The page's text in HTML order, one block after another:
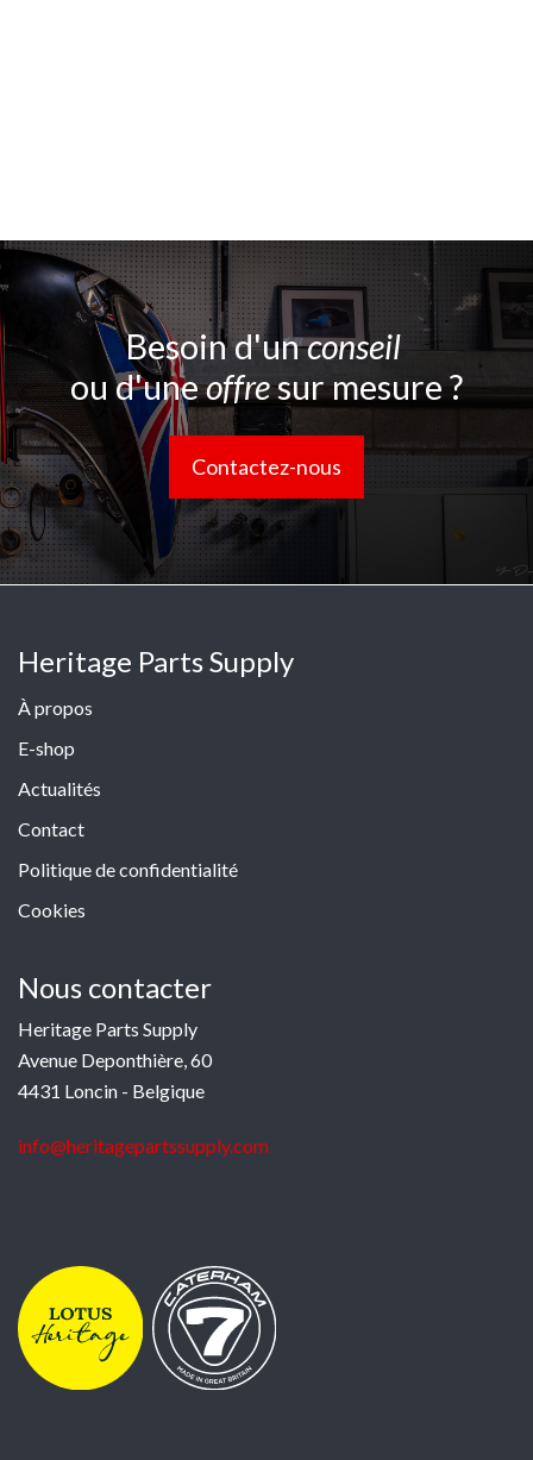
Besoin d'unconseil
ou d'uneoffresur mesure ?
Contactez-nous
Heritage Parts Supply
À propos
E-shop
Actualités
Contact
Politique de confidentialité
Cookies
Nous contacter
Heritage Parts Supply
Avenue Deponthière, 60
4431 Loncin - Belgique
info@heritagepartssupply.com